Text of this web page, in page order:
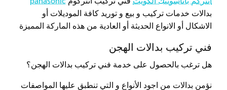
بدالات خدمات تركيب و بيع و توريد كافة الموديلات أو
الاشكال أو الانواع الحديثة أو العادية من هذه الماركة المميزة
فني تركيب بدالات الهجن
هل ترغب بالحصول على خدمة فني تركيب بدالات الهجن؟
نؤمن بدالات من اجود الأنواع و التي تنطبق عليها المواصفات